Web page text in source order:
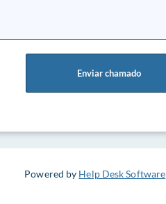
Enviar chamado
Powered by Help Desk Software